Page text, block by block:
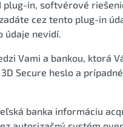
in, softvérové
cez tento plug-in
údaje nevidí.
Vami a bankou, ktorá
Secure heslo a
banka informáciu